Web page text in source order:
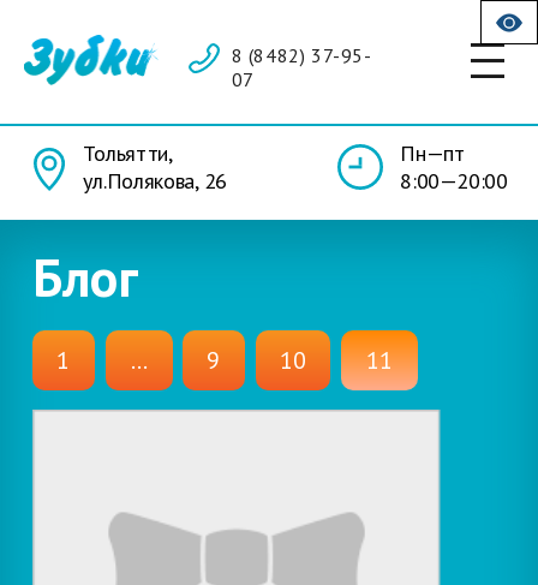
8 (8482) 37-95-
07
Тольятти,
ул.Полякова, 26
Пн—пт
8:00—20:00
Блог
1 ... 9 10 11